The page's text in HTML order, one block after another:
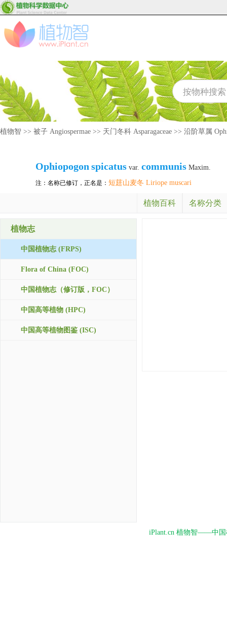
植物智 >> 被子 Angiospermae >> 天门冬科 Asparagaceae >> 沿阶草属
Ophiopogon spicatus var. communis Maxim.
注：名称已修订，正名是： 短莛山麦冬 Liriope muscari
植物百科 名称分类
植物志
中国植物志 (FRPS)
Flora of China (FOC)
中国植物志（修订版，FOC）
中国高等植物 (HPC)
中国高等植物图鉴 (ISC)
iPlant.cn 植物智——中国